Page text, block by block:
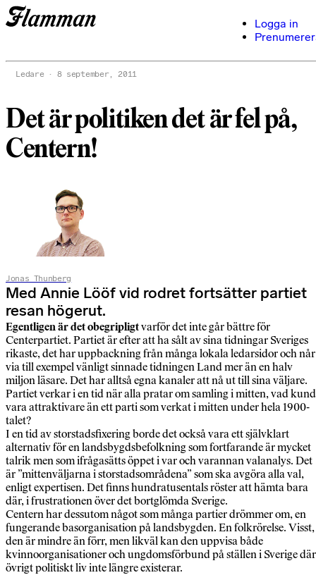
Logga in
Ledare 8 september, 2011
Det är politiken det är fel på,
Centern!
Jonas Thunberg
Med Annie Lööf vid rodret fortsätter partiet
resan högerut.
Egentligen är det obegripligtvarför det inte går bättre för
Centerpartiet. Partiet är efter att ha sålt av sina tidningar Sveriges
rikaste, det har uppbackning från många lokala ledarsidor och når
via till exempel vänligt sinnade tidningen Land mer än en halv
miljon läsare. Det har alltså egna kanaler att nå ut till sina väljare.
Partiet verkar i en tid när alla pratar om samling i mitten, vad
vara attraktivare än ett parti som verkat i mitten under hela 1900-
talet?
I en tid av storstadsfixering borde det också vara ett självklart
alternativ för en landsbygdsbefolkning som fortfarande är mycket
talrik men som ifrågasätts öppet i var och varannan valanalys. Det
är ”mittenväljarna i storstadsområdena” som ska avgöra alla val,
enligt expertisen. Det finns hundratusentals röster att hämta bara
där, i frustrationen över det bortglömda Sverige.
Centern har dessutom något som många partier drömmer om, en
fungerande basorganisation på landsbygden. En folkrörelse. Visst,
den är mindre än förr, men likväl kan den uppvisa både
kvinnoorganisationer och ungdomsförbund på ställen i Sverige där
övrigt politiskt liv inte längre existerar.